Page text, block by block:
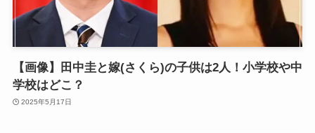
【画像】田中圭と嫁(さくら)の子供は2人！小学校や中
学校はどこ？
2025年5月17日